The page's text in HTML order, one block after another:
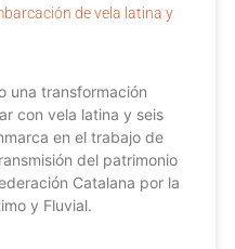
de vela latina y
una transformación
con vela latina y seis
en el trabajo de
del patrimonio
Catalana por la
y Fluvial.